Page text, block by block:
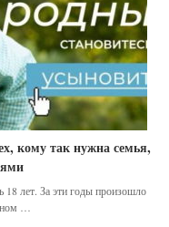
кому так нужна семья,
18 лет. За эти годы произошло
…